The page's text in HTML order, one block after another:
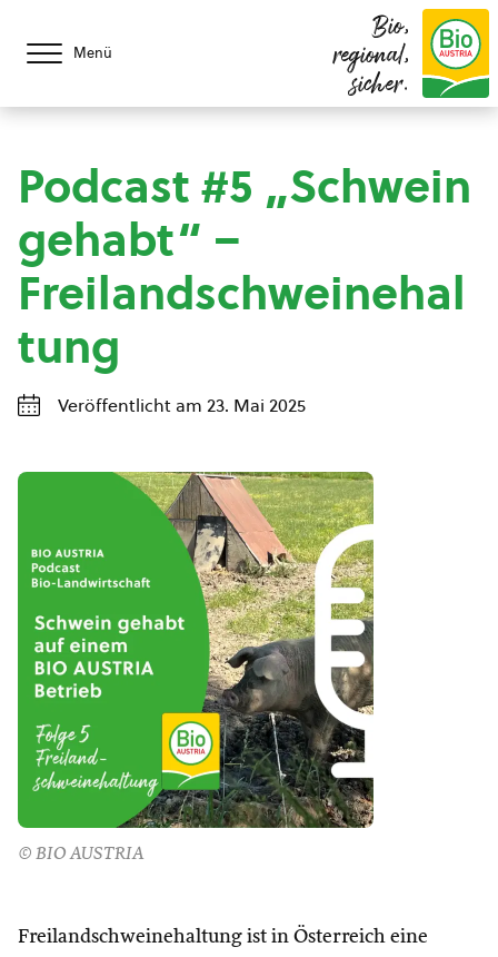
Menü
Bio,
regional,
sicher.
Podcast #5 „Schwein
gehabt“ –
Freilandschweinehal
tung
Veröffentlicht am 23. Mai 2025
© BIO AUSTRIA
Freilandschweinehaltung ist in Österreich eine